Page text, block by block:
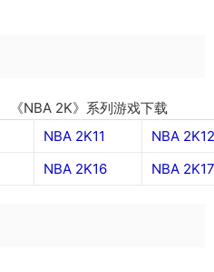
《NBA 2K》系列游戏下载
NBA 2K11
NBA 2K12
NBA 2K16 NBA 2K17